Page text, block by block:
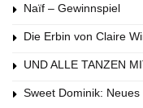
Naïf – Gewinnspiel
Die Erbin von Claire
UND ALLE TANZEN
Sweet Dominik: